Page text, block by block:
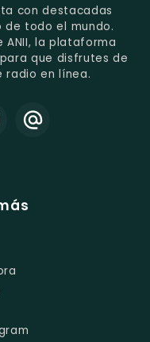
con destacadas
todo el mundo.
la plataforma
que disfrutes de
radio en línea.